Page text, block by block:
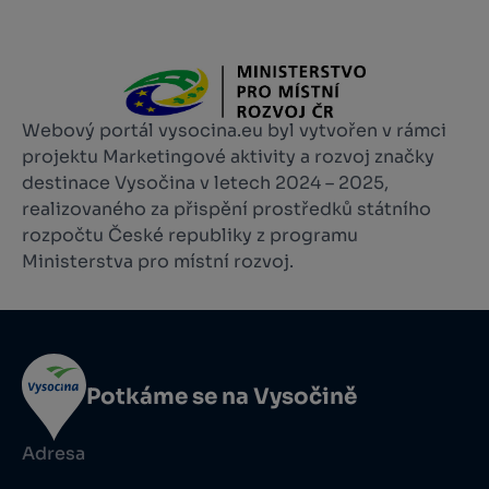
Webový portál vysocina.eu byl vytvořen v rámci
projektu Marketingové aktivity a rozvoj značky
destinace Vysočina v letech 2024 – 2025,
realizovaného za přispění prostředků státního
rozpočtu České republiky z programu
Ministerstva pro místní rozvoj.
Potkáme se na Vysočině
Adresa